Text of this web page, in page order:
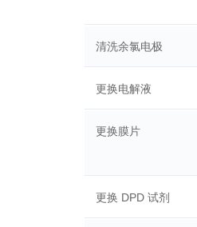
清洗余氯电极
更换电解液
更换膜片
更换 DPD 试剂